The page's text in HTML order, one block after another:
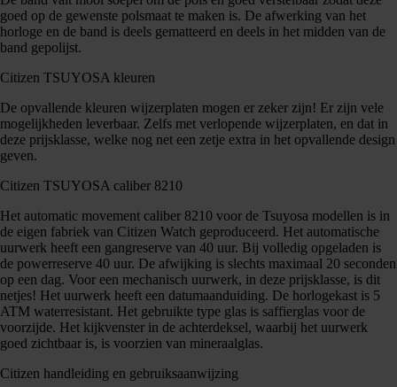
goed op de gewenste polsmaat te maken is. De afwerking van het
horloge en de band is deels gematteerd en deels in het midden van de
band gepolijst.
Citizen TSUYOSA kleuren
De opvallende kleuren wijzerplaten mogen er zeker zijn! Er zijn vele
mogelijkheden leverbaar. Zelfs met verlopende wijzerplaten, en dat in
deze prijsklasse, welke nog net een zetje extra in het opvallende design
geven.
Citizen TSUYOSA caliber 8210
Het automatic movement caliber 8210 voor de Tsuyosa modellen is in
de eigen fabriek van Citizen Watch geproduceerd. Het automatische
uurwerk heeft een gangreserve van 40 uur. Bij volledig opgeladen is
de powerreserve 40 uur. De afwijking is slechts maximaal 20 seconden
op een dag. Voor een mechanisch uurwerk, in deze prijsklasse, is dit
netjes! Het uurwerk heeft een datumaanduiding. De horlogekast is 5
ATM waterresistant. Het gebruikte type glas is saffierglas voor de
voorzijde. Het kijkvenster in de achterdeksel, waarbij het uurwerk
goed zichtbaar is, is voorzien van mineraalglas.
Citizen handleiding en gebruiksaanwijzing